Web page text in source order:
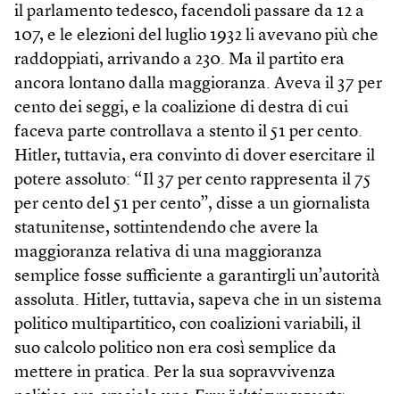
il parlamento tedesco, facendoli passare da 12 a
107, e le elezioni del luglio 1932 li avevano più che
raddoppiati, arrivando a 230. Ma il partito era
ancora lontano dalla maggioranza. Aveva il 37 per
cento dei seggi, e la coalizione di destra di cui
faceva parte controllava a stento il 51 per cento.
Hitler, tuttavia, era convinto di dover esercitare il
potere assoluto: “Il 37 per cento rappresenta il 75
per cento del 51 per cento”, disse a un giornalista
statunitense, sottintendendo che avere la
maggioranza relativa di una maggioranza
semplice fosse sufficiente a garantirgli un’autorità
assoluta. Hitler, tuttavia, sapeva che in un sistema
politico multipartitico, con coalizioni variabili, il
suo calcolo politico non era così semplice da
mettere in pratica. Per la sua sopravvivenza